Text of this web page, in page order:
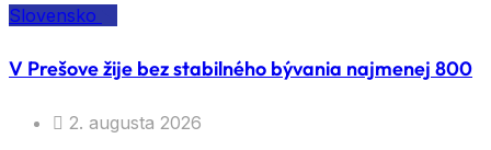
Slovensko
V Prešove žije bez stabilného bývania najmenej 800
2. augusta 2026